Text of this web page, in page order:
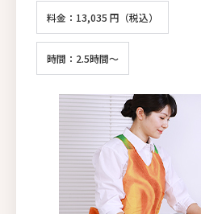
料金：13,035 円（税込）
時間：2.5時間～